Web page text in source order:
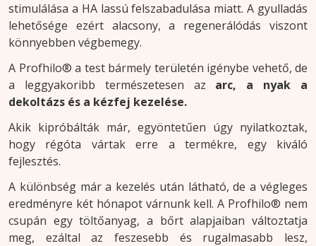
stimulálása a HA lassú felszabadulása miatt. A gyulladás
lehetősége ezért alacsony, a regenerálódás viszont
könnyebben végbemegy.
A Profhilo® a test bármely területén igénybe vehető, de
a leggyakoribb természetesen az arc, a nyak a
dekoltázs és a kézfej kezelése.
Akik kipróbálták már, egyöntetűen úgy nyilatkoztak,
hogy régóta vártak erre a termékre, egy kiváló
fejlesztés.
A különbség már a kezelés után látható, de a végleges
eredményre két hónapot várnunk kell. A Profhilo® nem
csupán egy töltőanyag, a bőrt alapjaiban változtatja
meg, ezáltal az feszesebb és rugalmasabb lesz,